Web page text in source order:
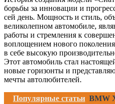
борьбы за инновации и
сей день. Мощность и стиль,
великолепном автомобиле,
работы и стремления к
воплощением нового
в себе высокую
Этот автомобиль стал
новые горизонты и
мечты автолюбителей.
Популярные статьи BMW